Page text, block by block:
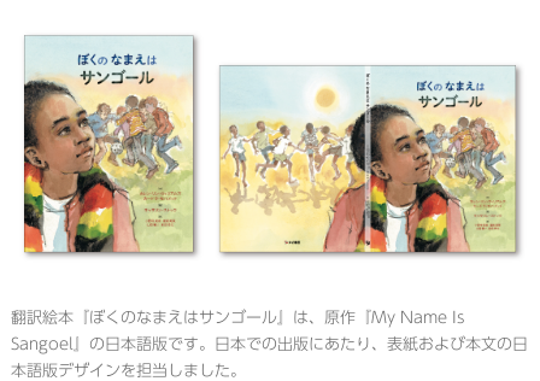
翻訳絵本『ぼくのなまえはサンゴール』は、原作『My Name Is
Sangoel』の日本語版です。日本での出版にあたり、表紙および本文の日
本語版デザインを担当しました。